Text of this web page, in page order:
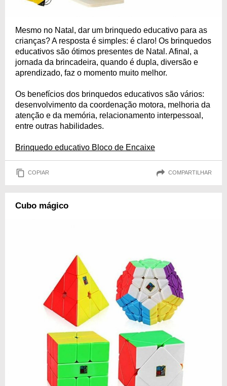
Mesmo no Natal, dar um brinquedo educativo para as
crianças? A resposta é simples: é claro! Os brinquedos
educativos são ótimos presentes de Natal. Afinal, a
jornada da brincadeira, quando é dupla, diversão e
aprendizado, faz o momento muito melhor.
Os benefícios dos brinquedos educativos são vários:
desenvolvimento da coordenação motora, melhoria da
atenção e da memória, relacionamento interpessoal,
entre outras habilidades.
Brinquedo educativo Bloco de Encaixe
COPIAR COMPARTILHAR
Cubo mágico